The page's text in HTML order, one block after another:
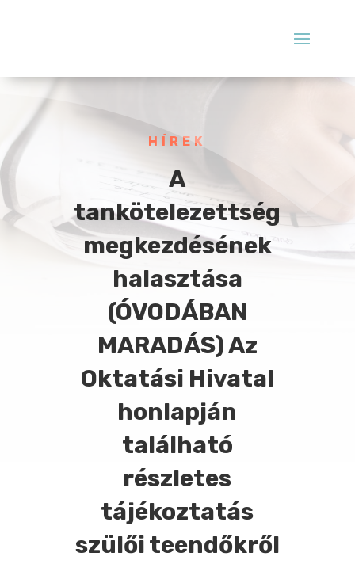
HÍREK
A
tankötelezettség
megkezdésének
halasztása
(ÓVODÁBAN
MARADÁS) Az
Oktatási Hivatal
honlapján
található
részletes
tájékoztatás
szülői teendőkről